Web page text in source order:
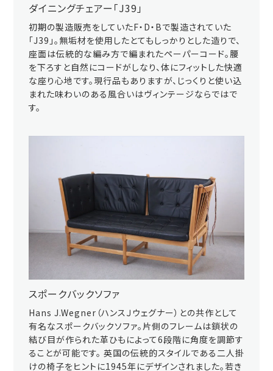
ダイニングチェアー「J39」
初期の製造販売をしていたF・D・Bで製造されていた
「J39」。無垢材を使用したとてもしっかりとした造りで、
座面は伝統的な編み方で編まれたペーパーコード。腰
を下ろすと自然にコードがしなり、体にフィットした快適
な座り心地です。現行品もありますが、じっくりと使い込
まれた味わいのある風合いはヴィンテージならではで
す。
スポークバックソファ
Hans J.Wegner（ハンスＪウェグナー）との共作として
有名なスポークバックソファ。片側のフレームは鎖状の
結び目が作られた革ひもによって6段階に角度を調節す
ることが可能です。 英国の伝統的スタイルである二人掛
けの椅子をヒントに1945年にデザインされました。若き